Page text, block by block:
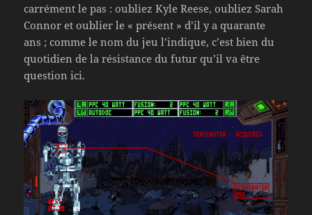
carrément le pas : oubliez Kyle Reese, oubliez Sarah
Connor et oublier le « présent » d’il y a quarante
ans ; comme le nom du jeu l’indique, c’est bien du
quotidien de la résistance du futur qu’il va être
question ici.